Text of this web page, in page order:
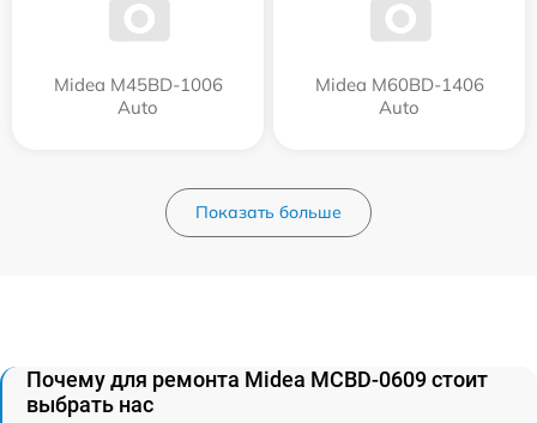
Midea M45BD-1006
Auto
Midea M60BD-1406
Auto
Показать больше
Почему для ремонта Midea MCBD-0609 стоит
выбрать нас